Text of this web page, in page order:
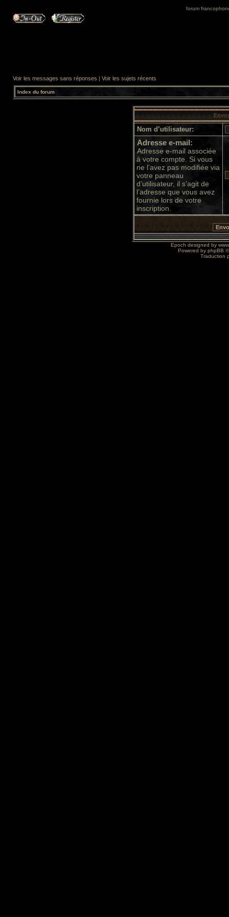
forum
Voir les messages sans réponses | Voir les sujets récents
Index du forum
Nom d’utilisateur:
Adresse e-mail:
Adresse e-mail associée
à votre compte. Si vous
ne l’avez pas modifiée via
votre panneau
d’utilisateur, il s’agit de
l’adresse que vous avez
fournie lors de votre
inscription.
Epoch designed by
Powered by phpBB
Traduction